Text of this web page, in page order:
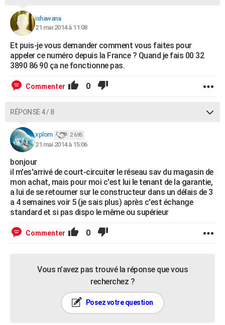
ishawana
21 mai 2014 à 11:08
Et puis-je vous demander comment vous faites pour
appeler ce numéro depuis la France ? Quand je fais 00 32
3890 86 90 ça ne fonctionne pas.
Commenter 0
RÉPONSE 4 / 8
xplom 2 695
21 mai 2014 à 15:06
bonjour
il m'es'arrivé de court-circuiter le réseau sav du magasin de
mon achat, mais pour moi c'est lui le tenant de la garantie,
a lui de se retourner sur le constructeur dans un délais de 3
a 4 semaines voir 5 (je sais plus) après c'est échange
standard et si pas dispo le même ou supérieur
Commenter 0
Vous n’avez pas trouvé la réponse que vous
recherchez ?
Posez votre question